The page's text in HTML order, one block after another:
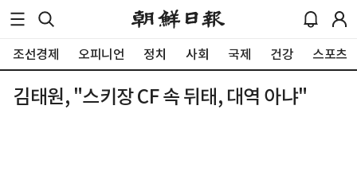
조선경제 오피니언 정치 사회 국제 건강 스포츠
김태원, "스키장 CF 속 뒤태, 대역 아냐"